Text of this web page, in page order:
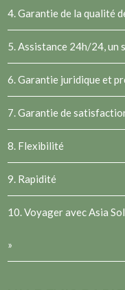
4. Garantie de la qualité
5. Assistance 24h/24,
6. Garantie juridique et
7. Garantie de
8. Flexibilité
9. Rapidité
10. Voyager avec Asia
»